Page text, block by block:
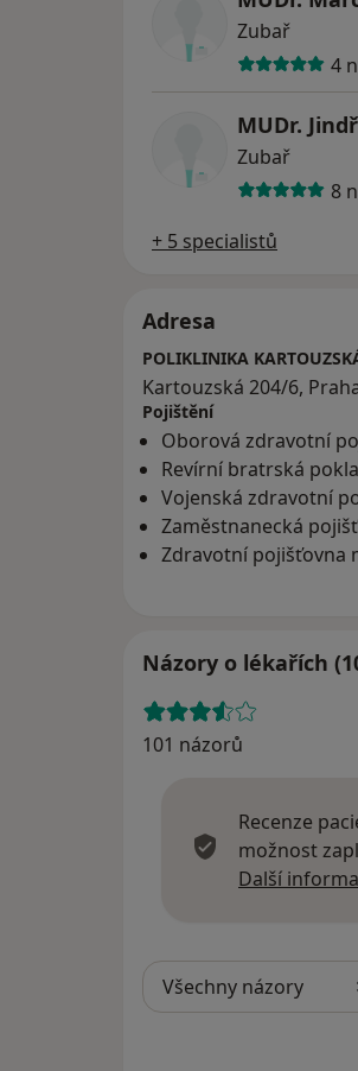
Zubař
4
MUDr.
Zubař
8
+ 5 specialistů
Adresa
POLIKLINIKA
Kartouzská 204/6,
Pojištění
Oborová zdravotní
Revírní bratrská
Vojenská zdravotní
Zaměstnanecká
Zdravotní pojišťovna
Názory o lékařích
101 názorů
Recenze
možnost
Další